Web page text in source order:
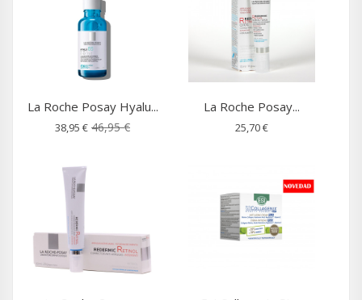
La Roche Posay Hyalu...
38,95 € 46,95 €
La Roche Posay...
25,70 €